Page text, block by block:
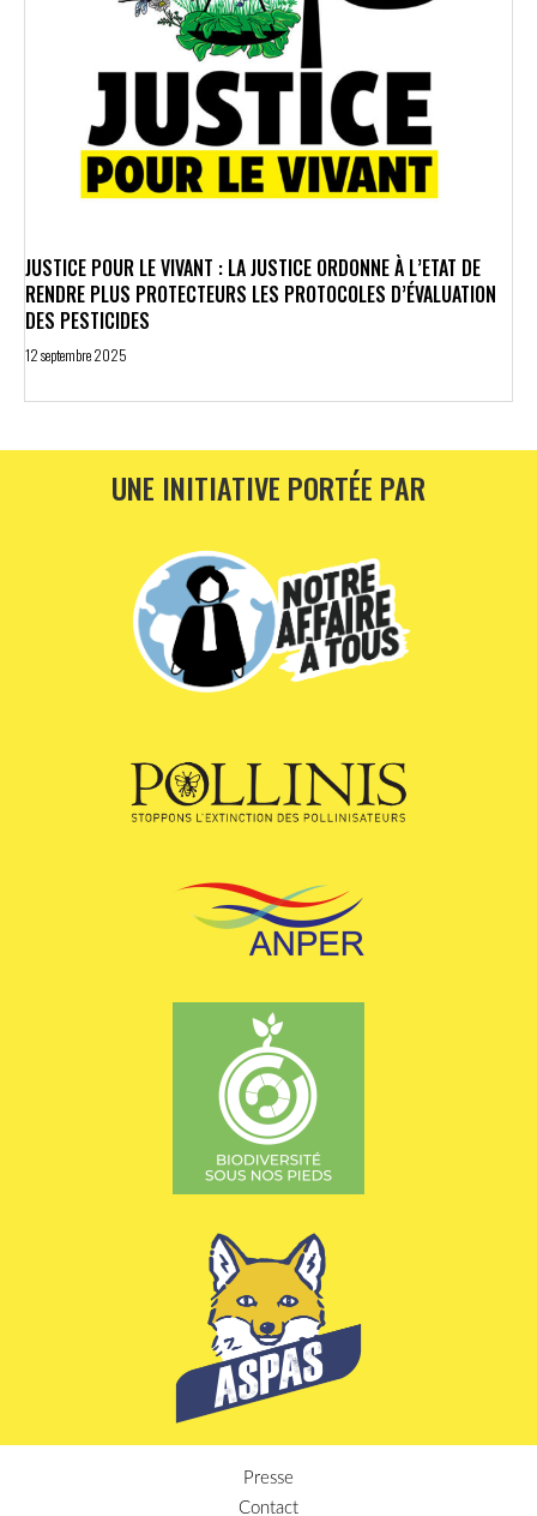
JUSTICE POUR LE VIVANT : LA JUSTICE ORDONNE À L’ETAT DE
RENDRE PLUS PROTECTEURS LES PROTOCOLES D’ÉVALUATION
DES PESTICIDES
12 septembre 2025
UNE INITIATIVE PORTÉE PAR
Presse
Contact